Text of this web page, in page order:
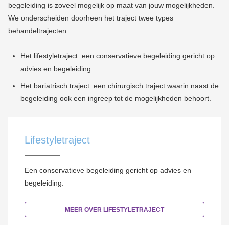
begeleiding is zoveel mogelijk op maat van jouw mogelijkheden.
We onderscheiden doorheen het traject twee types
behandeltrajecten:
Het lifestyletraject: een conservatieve begeleiding gericht op
advies en begeleiding
Het bariatrisch traject: een chirurgisch traject waarin naast de
begeleiding ook een ingreep tot de mogelijkheden behoort.
Lifestyletraject
Een conservatieve begeleiding gericht op advies en
begeleiding.
MEER OVER LIFESTYLETRAJECT